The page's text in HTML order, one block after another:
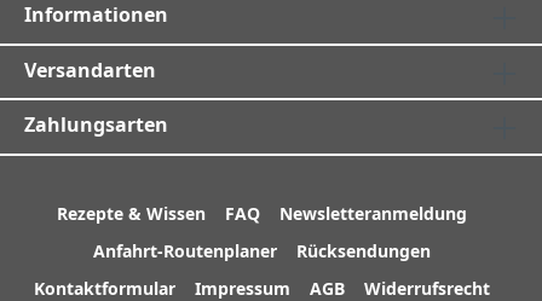
Informationen
Versandarten
Zahlungsarten
Rezepte & Wissen FAQ
Newsletteranmeldung
Anfahrt-Routenplaner
Rücksendungen
Kontaktformular
Impressum AGB
Widerrufsrecht